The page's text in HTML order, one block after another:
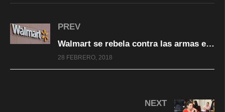
PREV
Walmart se rebela contra las armas en Estados Unidos: solo mayores de 21 años podrán comprarlas
28 FEBRERO, 2018
NEXT